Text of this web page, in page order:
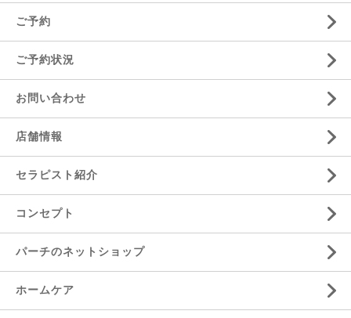
ご予約
ご予約状況
お問い合わせ
店舗情報
セラピスト紹介
コンセプト
パーチのネットショップ
ホームケア